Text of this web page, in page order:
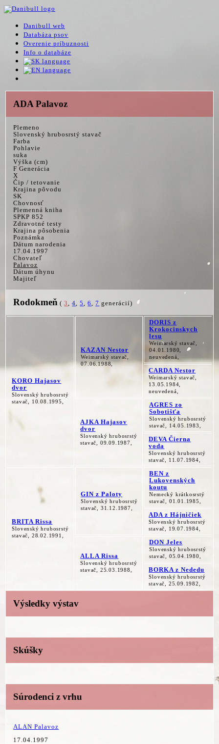
Danibull web
Databáza psov
Overenie príbuznosti
Info o databáze
ADA Palavoz
Plemeno
Slovenský hrubosrstý stavač
Farba
Pohlavie
suka
Výška (cm)
F Generácia
X
Čip / tetovanie
Krajina pôvodu
SK
Chovnosť
Plemenná kniha
SPKP 852
Zdravotné testy
Krajina pôsobenia
Poznámka
Dátum narodenia
17.04.1997
Chovateľ
Palavoz
Dátum úhynu
Majiteľ
Rodokmeň (3,4,5,6,7 generácií)
KORO Hajasov
dvor
Slovenský hrubosrstý
stavač, 10.08.1995,
KAZAN Nestor
Weimarský stavač,
07.06.1988,
DORIS z
Krokocinskych
lesu
Weimarský stavač,
04.01.1980,
neuvedená,
CARDA Nestor
Weimarský stavač,
13.05.1984,
neuvedená,
AJKA Hajasov
dvor
Slovenský hrubosrstý
stavač, 09.09.1987,
AGRES zo
Sobotišťa
Slovenský hrubosrstý
stavač, 14.05.1983,
DEVA Čierna
voda
Slovenský hrubosrstý
stavač, 11.07.1984,
BRITA Rissa
Slovenský hrubosrstý
stavač, 28.02.1991,
GIN z Paloty
Slovenský hrubosrstý
stavač, 31.12.1987,
BEN z
Lukovenských
koutu
Nemecký krátkosrstý
stavač, 01.01.1985,
ADA z Hájničiek
Slovenský hrubosrstý
stavač, 19.07.1984,
ALLA Rissa
Slovenský hrubosrstý
stavač, 25.03.1988,
DON Jeles
Slovenský hrubosrstý
stavač, 05.04.1980,
BORKA z Nededu
Slovenský hrubosrstý
stavač, 25.09.1982,
Výsledky výstav
Skúšky
Súrodenci z vrhu
ALAN Palavoz
17.04.1997